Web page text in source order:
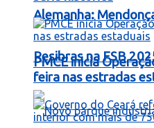
Alemanha:
Resibras na FSB
PMCE inicia
feira nas estradas